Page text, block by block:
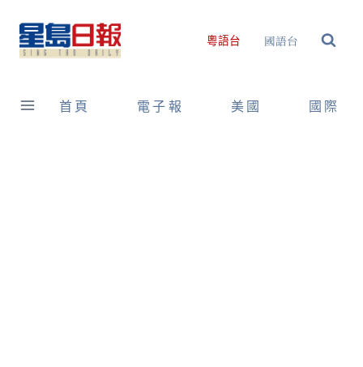
content
粵語台 國語台
首頁 電子報 美國 國際